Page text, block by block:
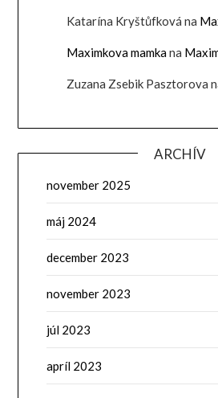
Katarína Kryštůfková na
Maximkova mamkana
Zuzana Zsebik Pasztorova
ARCHÍV
november 2025
máj 2024
december 2023
november 2023
júl 2023
apríl 2023